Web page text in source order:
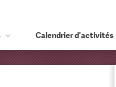
Calendrier d'activités